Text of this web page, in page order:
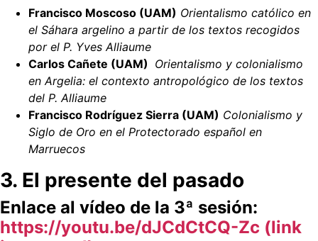
Francisco Moscoso (UAM) Orientalismo católico en
el Sáhara argelino a partir de los textos recogidos
por el P. Yves Alliaume
Carlos Cañete (UAM) Orientalismo y colonialismo
en Argelia: el contexto antropológico de los textos
del P. Alliaume
Francisco Rodríguez Sierra (UAM) Colonialismo y
Siglo de Oro en el Protectorado español en
Marruecos
3. El presente del pasado
Enlace al vídeo de la 3ª sesión:
https://youtu.be/dJCdCtCQ-Zc (link